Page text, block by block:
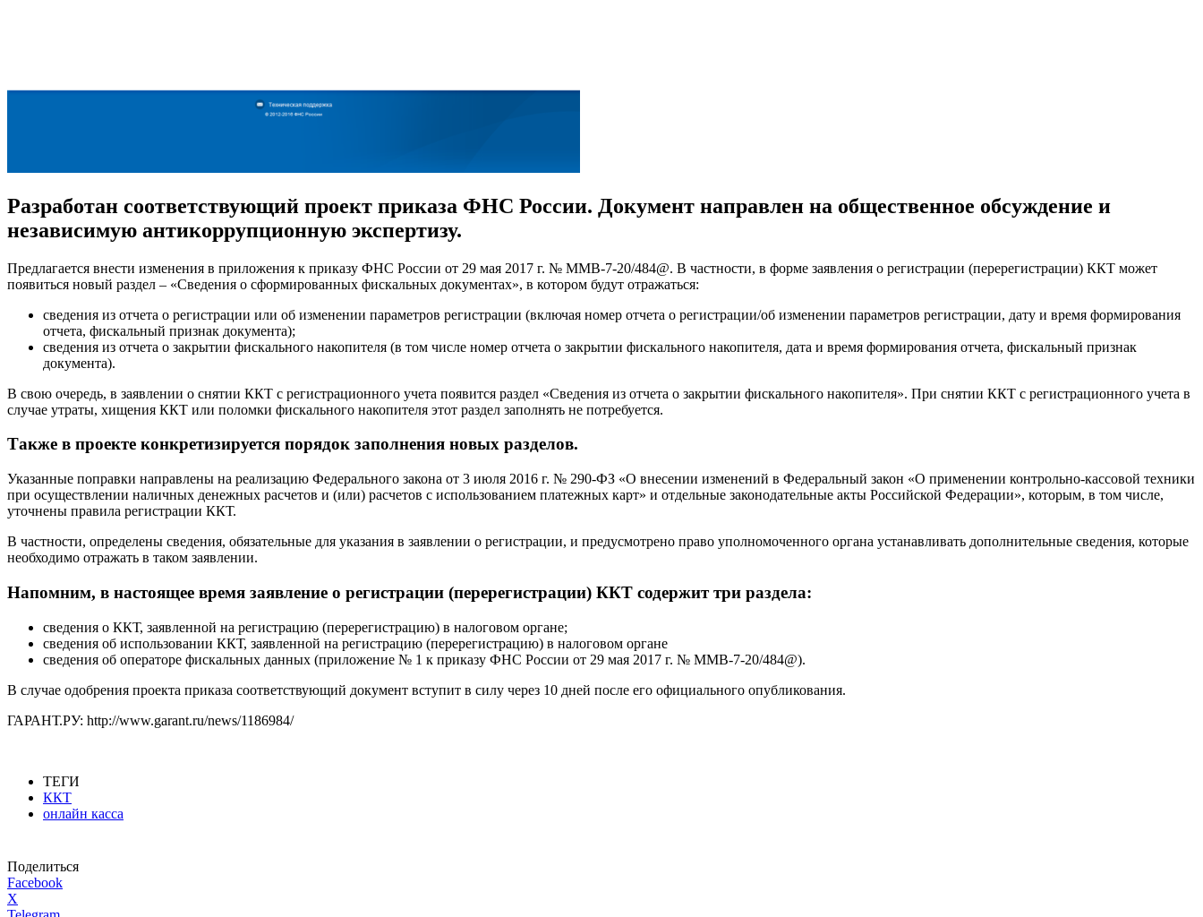
Разработан соответствующий проект приказа ФНС России. Документ направлен на общественное обсуждение и
независимую антикоррупционную экспертизу.
Предлагается внести изменения в приложения к приказу ФНС России от 29 мая 2017 г. № ММВ-7-20/484@. В частности, в форме заявления о регистрации (перерегистрации) ККТ может
появиться новый раздел – «Сведения о сформированных фискальных документах», в котором будут отражаться:
сведения из отчета о регистрации или об изменении параметров регистрации (включая номер отчета о регистрации/об изменении параметров регистрации, дату и время формирования
отчета, фискальный признак документа);
сведения из отчета о закрытии фискального накопителя (в том числе номер отчета о закрытии фискального накопителя, дата и время формирования отчета, фискальный признак
документа).
В свою очередь, в заявлении о снятии ККТ с регистрационного учета появится раздел «Сведения из отчета о закрытии фискального накопителя». При снятии ККТ с регистрационного учета в
случае утраты, хищения ККТ или поломки фискального накопителя этот раздел заполнять не потребуется.
Также в проекте конкретизируется порядок заполнения новых разделов.
Указанные поправки направлены на реализацию Федерального закона от 3 июля 2016 г. № 290-ФЗ «О внесении изменений в Федеральный закон «О применении контрольно-кассовой техники
при осуществлении наличных денежных расчетов и (или) расчетов с использованием платежных карт» и отдельные законодательные акты Российской Федерации», которым, в том числе,
уточнены правила регистрации ККТ.
В частности, определены сведения, обязательные для указания в заявлении о регистрации, и предусмотрено право уполномоченного органа устанавливать дополнительные сведения, которые
необходимо отражать в таком заявлении.
Напомним, в настоящее время заявление о регистрации (перерегистрации) ККТ содержит три раздела:
сведения о ККТ, заявленной на регистрацию (перерегистрацию) в налоговом органе;
сведения об использовании ККТ, заявленной на регистрацию (перерегистрацию) в налоговом органе
сведения об операторе фискальных данных (приложение № 1 к приказу ФНС России от 29 мая 2017 г. № ММВ-7-20/484@).
В случае одобрения проекта приказа соответствующий документ вступит в силу через 10 дней после его официального опубликования.
ГАРАНТ.РУ: http://www.garant.ru/news/1186984/
ТЕГИ
ККТ
онлайн касса
Поделиться
Facebook
X